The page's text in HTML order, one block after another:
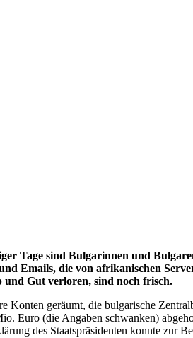
Tage sind Bulgarinnen und
Emails, die von afrikanischen
und Gut verloren, sind noch frisch.
geräumt, die bulgarische
Euro (die Angaben schwanken)
des Staatspräsidenten konnte zur